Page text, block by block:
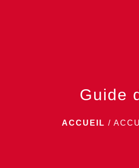
Guide
ACCUEIL /